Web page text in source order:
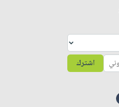
اشترك